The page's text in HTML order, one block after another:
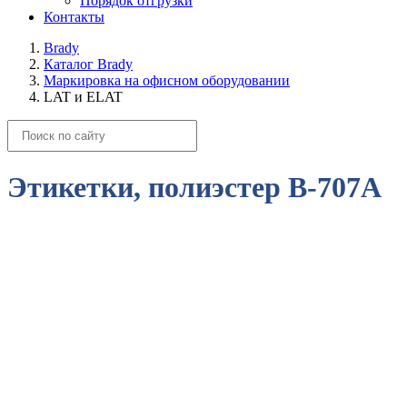
Контакты
Brady
Каталог Brady
Маркировка на офисном оборудовании
LAT и ELAT
Этикетки, полиэстер В-707А